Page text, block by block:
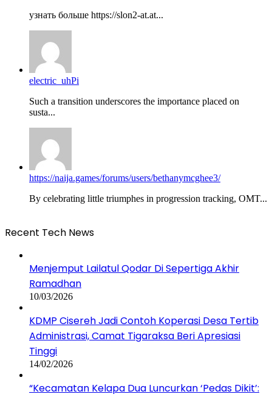
узнать больше https://slon2-at.at...
electric_uhPi
Such a transition underscores the importance placed on
susta...
https://naija.games/forums/users/bethanymcghee3/
By celebrating littlе triumphes іn progression tracking, OMT...
Recent Tech News
Menjemput Lailatul Qodar Di Sepertiga Akhir
Ramadhan
10/03/2026
KDMP Cisereh Jadi Contoh Koperasi Desa Tertib
Administrasi, Camat Tigaraksa Beri Apresiasi
Tinggi
14/02/2026
“Kecamatan Kelapa Dua Luncurkan ‘Pedas Dikit’: